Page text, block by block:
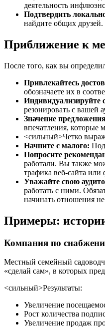
деятельность
Подтвердить
найдите общих
Приближение к
После того, как вы
Привлекайтесь
обозначаете их в
Индивидуализируйте
резонировать с вашей
Значение
впечатления, которые
<сильный>Четко
Начните с малого:
Попросите
работали. Вы также
трафика веб-сайта
Уважайте свою
работать с ними.
начинать отношения
Примеры:
Компания по
Местный семейный
«сделай сам», в которых
<сильный>Результаты:
Увеличение
Рост количества
Увеличение продаж